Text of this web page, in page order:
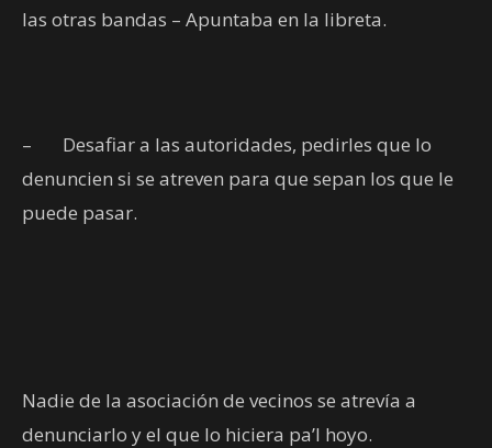
las otras bandas – Apuntaba en la libreta.
–
Desafiar a las autoridades, pedirles que lo
denuncien si se atreven para que sepan los que le
puede pasar.
Nadie de la asociación de vecinos se atrevía a
denunciarlo y el que lo hiciera pa’l hoyo.